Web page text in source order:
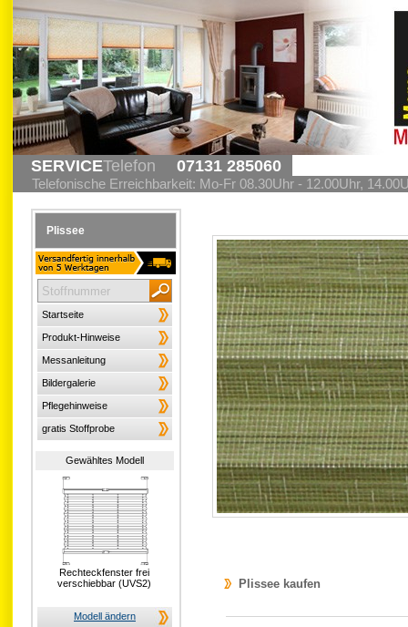
SERVICETelefon 07131 285060
Telefonische Erreichbarkeit: Mo-Fr 08.30Uhr - 12.00Uhr,
Plissee
Startseite
Produkt-Hinweise
Messanleitung
Bildergalerie
Pflegehinweise
gratis Stoffprobe
Gewähltes Modell
Rechteckfenster frei
verschiebbar (UVS2)
Modell ändern
Plissee kaufen